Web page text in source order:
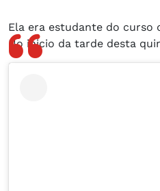
Ela era estudante do curso
No inicio da tarde desta